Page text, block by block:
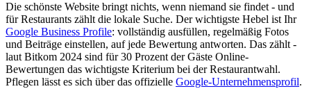
Die schönste Website bringt nichts, wenn niemand sie findet - und
für Restaurants zählt die lokale Suche. Der wichtigste Hebel ist Ihr
Google Business Profile: vollständig ausfüllen, regelmäßig Fotos
und Beiträge einstellen, auf jede Bewertung antworten. Das zählt -
laut Bitkom 2024 sind für 30 Prozent der Gäste Online-
Bewertungen das wichtigste Kriterium bei der Restaurantwahl.
Pflegen lässt es sich über das offizielle Google-Unternehmensprofil.